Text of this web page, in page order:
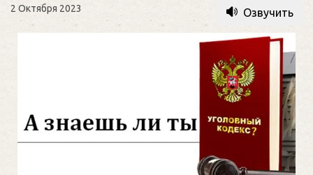
2 Октября 2023 Озвучить